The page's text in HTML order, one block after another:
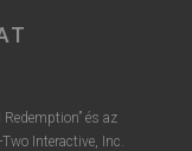
és az
Interactive, Inc.